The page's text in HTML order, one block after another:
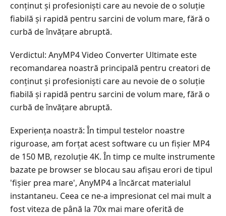
cu
pas
pentru
rezoluției
video
Partea
8.
Întrebări
frecvente
conținut și profesioniști care au nevoie de o soluție
fiabilă și rapidă pentru sarcini de volum mare, fără o
curbă de învățare abruptă.
Verdictul: AnyMP4 Video Converter Ultimate este
recomandarea noastră principală pentru creatori de
conținut și profesioniști care au nevoie de o soluție
fiabilă și rapidă pentru sarcini de volum mare, fără o
curbă de învățare abruptă.
Experiența noastră: În timpul testelor noastre
riguroase, am forțat acest software cu un fișier MP4
de 150 MB, rezoluție 4K. În timp ce multe instrumente
bazate pe browser se blocau sau afișau erori de tipul
'fișier prea mare', AnyMP4 a încărcat materialul
instantaneu. Ceea ce ne-a impresionat cel mai mult a
fost viteza de până la 70x mai mare oferită de